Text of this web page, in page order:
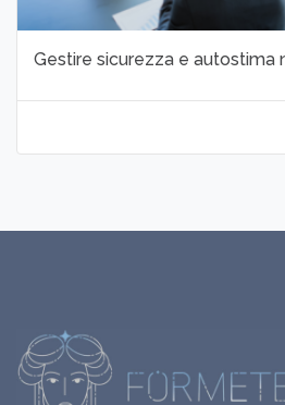
Gestire sicurezza e autostima